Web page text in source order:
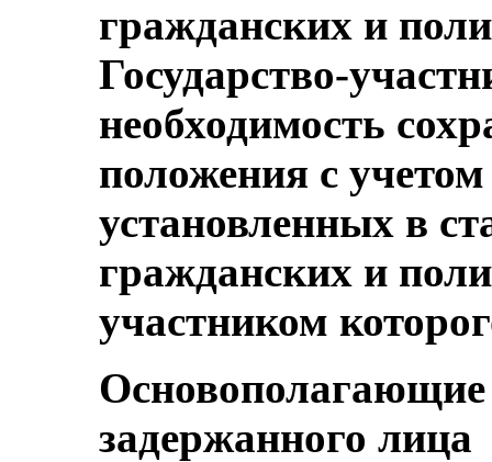
гражданских и
Государство-
необходимость
положения с
установленных в
гражданских и
участником
задержанного лица